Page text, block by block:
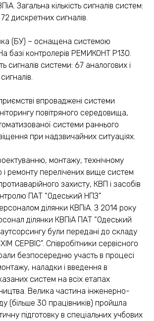
Загальна кількість сигналів систем:
дискретних сигналів.
(БУ) – оснащена системою
базі контролерів РЕМИКОНТ Р130.
сигналів системи: 67 аналогових і
впроваджені системи
повітряного середовища,
системи раннього
при надзвичайних ситуаціях.
монтажу, технічному
і ремонту перелічених вище систем
захисту, КВП і засобів
ПАТ “Одеський НПЗ”
ділянки КВПіА. З 2014 року
ділянки КВПіА ПАТ “Одеський
були передані до складу
СЕРВІС”. Співробітники сервісного
безпосередню участь в процесі
наладки і введення в
систем на всіх етапах
Велика частина інженерно-
(більше 30 працівників) пройшла
підготовку в спеціальних учбових